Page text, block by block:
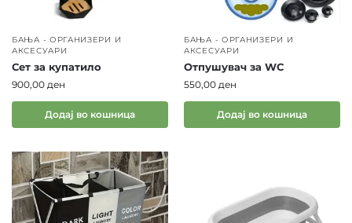
БАЊА - ОРГАНИЗЕРИ И
АКСЕСУАРИ
Сет за купатило
900,00 ден
Додај во кошница
БАЊА - ОРГАНИЗЕРИ И
АКСЕСУАРИ
Отпушувач за WC
550,00 ден
Додај во кошница